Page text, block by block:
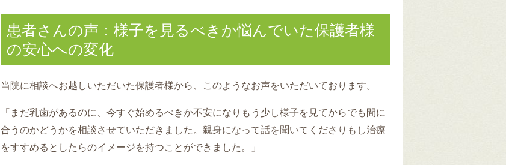
患者さんの声：様子を見るべきか悩んでいた保護者様
の安心への変化
当院に相談へお越しいただいた保護者様から、このようなお声をいただいております。
「まだ乳歯があるのに、今すぐ始めるべきか不安になりもう少し様子を見てからでも間に
合うのかどうかを相談させていただきました。親身になって話を聞いてくださりもし治療
をすすめるとしたらのイメージを持つことができました。」